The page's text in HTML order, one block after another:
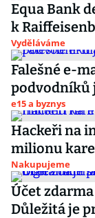
Equa Bank
k
Vyděláváme
Falešné e-
podvodníků
e15 a byznys
Hackeři na
milionu
Nakupujeme
Účet
Důležitá je